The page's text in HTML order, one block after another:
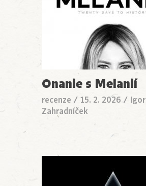
Onanie s Melanií
recenze / 15. 2. 2026 / Igor
Zahradníček